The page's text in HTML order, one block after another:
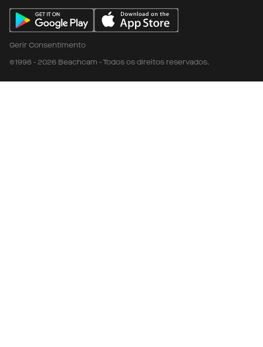
Gerir Consentimento
©1998 - 2026 Beachcam - Todos os direitos reservados.